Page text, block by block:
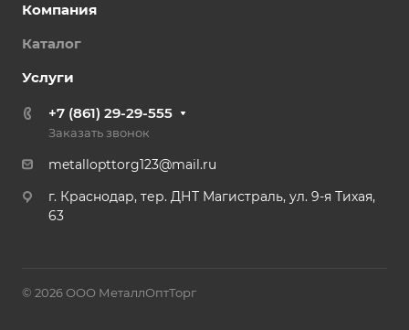
Компания
Каталог
Услуги
+7 (861) 29-29-555
Заказать звонок
metallopttorg123@mail.ru
г. Краснодар, тер. ДНТ Магистраль, ул. 9-я Тихая,
63
© 2026 ООО МеталлОптТорг